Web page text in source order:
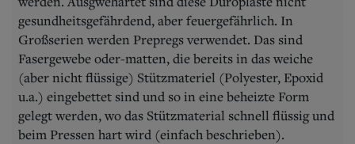
gesundheitsgefährdend, aber feuergefährlich. In
Großserien werden Prepregs verwendet. Das sind
Fasergewebe oder-matten, die bereits in das weiche
(aber nicht flüssige) Stützmateriel (Polyester, Epoxid
u.a.) eingebettet sind und so in eine beheizte Form
gelegt werden, wo das Stützmaterial schnell flüssig und
beim Pressen hart wird (einfach beschrieben).